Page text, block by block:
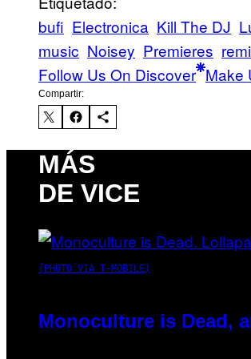
bufi Electronica Kill The DJ
music Noisey Premieres
Follow Us On Discover Make
Compartir:
MÁS
DE VICE
(PHOTO VIA T-MOBILE)
Monoculture is Dead,